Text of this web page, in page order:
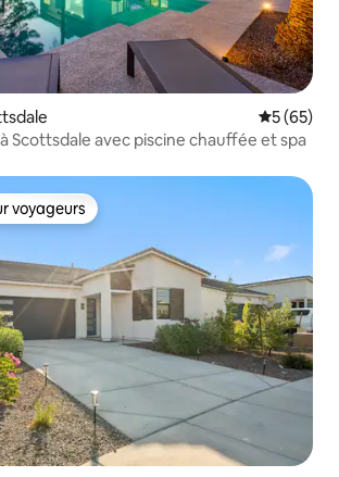
Note
5 (65)
Scottsdale avec piscine chauffée et spa
parmi les plus aimés
voyageurs